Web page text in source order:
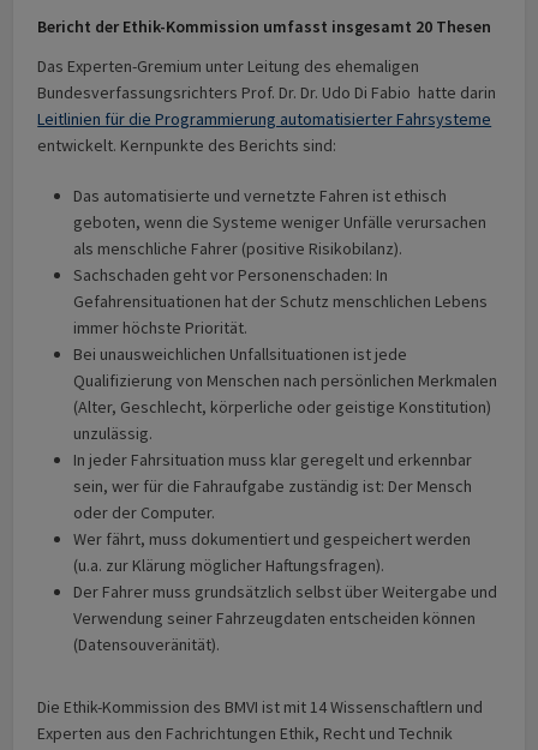
Bericht der Ethik-Kommission umfasst insgesamt 20 Thesen
Das Experten-Gremium unter Leitung des ehemaligen
Bundesverfassungsrichters Prof. Dr. Dr. Udo Di Fabio hatte darin
Leitlinien für die Programmierung automatisierter Fahrsysteme
entwickelt. Kernpunkte des Berichts sind:
Das automatisierte und vernetzte Fahren ist ethisch
geboten, wenn die Systeme weniger Unfälle verursachen
als menschliche Fahrer (positive Risikobilanz).
Sachschaden geht vor Personenschaden: In
Gefahrensituationen hat der Schutz menschlichen Lebens
immer höchste Priorität.
Bei unausweichlichen Unfallsituationen ist jede
Qualifizierung von Menschen nach persönlichen Merkmalen
(Alter, Geschlecht, körperliche oder geistige Konstitution)
unzulässig.
In jeder Fahrsituation muss klar geregelt und erkennbar
sein, wer für die Fahraufgabe zuständig ist: Der Mensch
oder der Computer.
Wer fährt, muss dokumentiert und gespeichert werden
(u.a. zur Klärung möglicher Haftungsfragen).
Der Fahrer muss grundsätzlich selbst über Weitergabe und
Verwendung seiner Fahrzeugdaten entscheiden können
(Datensouveränität).
Die Ethik-Kommission des BMVI ist mit 14 Wissenschaftlern und
Experten aus den Fachrichtungen Ethik, Recht und Technik